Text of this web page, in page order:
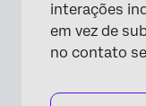
interações
em vez de
no contato